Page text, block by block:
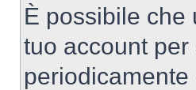
È possibile che
tuo account